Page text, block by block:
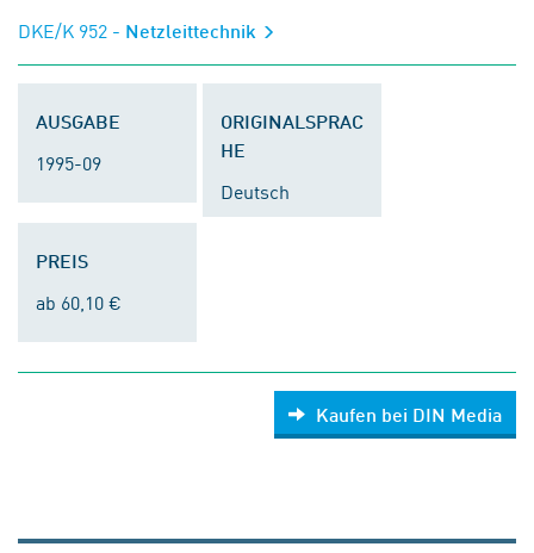
DKE/K 952 - Netzleittechnik
AUSGABE
1995-09
ORIGINALSPRAC
HE
Deutsch
PREIS
ab 60,10 €
Kaufen bei DIN Media